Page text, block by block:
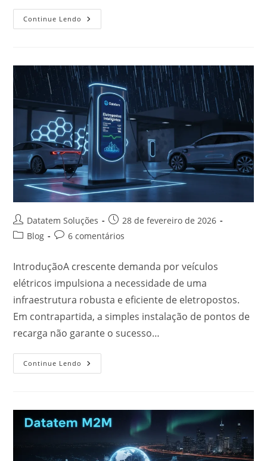
Continue Lendo
Datatem Soluções
28 de fevereiro de 2026
Blog
6 comentários
IntroduçãoA crescente demanda por veículos
elétricos impulsiona a necessidade de uma
infraestrutura robusta e eficiente de eletropostos.
Em contrapartida, a simples instalação de pontos de
recarga não garante o sucesso…
Continue Lendo